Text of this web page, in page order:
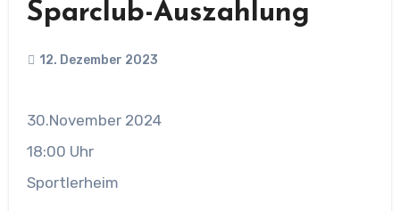
Sparclub-Auszahlung
12. Dezember 2023
30.November 2024
18:00 Uhr
Sportlerheim